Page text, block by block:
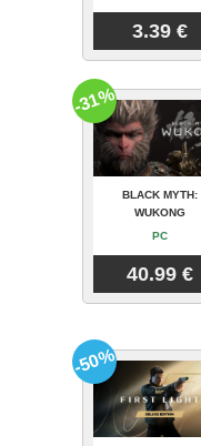
3.39 €
BLACK MYTH:
WUKONG
PC
40.99 €
-31%
-50%